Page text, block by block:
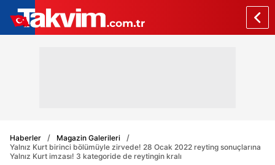
Haberler
Magazin Galerileri
Yalnız Kurt birinci bölümüyle zirvede! 28 Ocak 2022 reyting sonuçlarına
Yalnız Kurt imzası! 3 kategoride de reytingin kralı